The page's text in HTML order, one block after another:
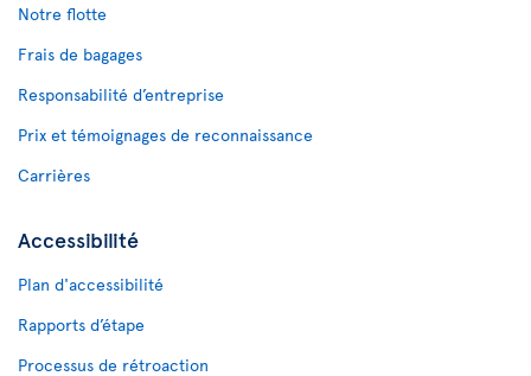
Notre flotte
Frais de bagages
Responsabilité d’entreprise
Prix et témoignages de reconnaissance
Carrières
Accessibilité
Plan d'accessibilité
Rapports d’étape
Processus de rétroaction